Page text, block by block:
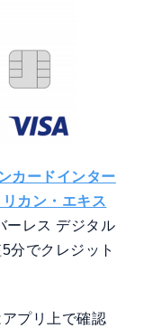
カードインター
カン・エキス
ーレス デジタル
分でクレジット
プリ上で確認